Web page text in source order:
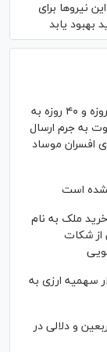
نیرو‌ها برای
بهبود یابد
۲ عامل مهم صهیونیست‌ها در جنگ‌های ۱۲ روزه و ۴۰ روزه به
به جرم ارسال
افسران موساد
است
ملک به نام
از شکات
۳ میلیون و ۴۰۰ هزار دلار سهمیه ارزی به
و دلالی در